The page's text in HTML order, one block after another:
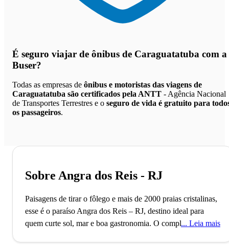
É seguro viajar de ônibus de Caraguatatuba com a
Buser?
Todas as empresas de ônibus e motoristas das viagens de
Caraguatatuba são certificados pela ANTT - Agência Nacional
de Transportes Terrestres e o seguro de vida é gratuito para
os passageiros.
Sobre Angra dos Reis - RJ
Paisagens de tirar o fôlego e mais de 2000 praias cristalinas,
esse é o paraíso Angra dos Reis – RJ, destino ideal para
quem curte sol, mar e boa gastronomia. O complexo de 365
Leia mais